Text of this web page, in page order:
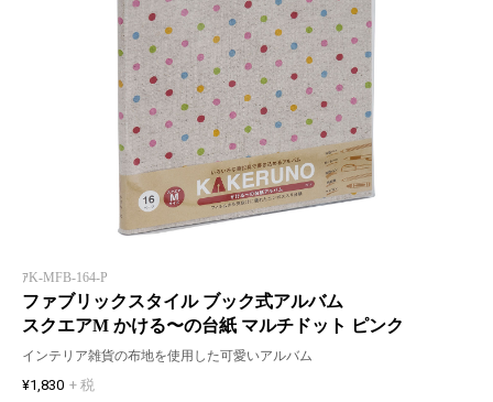
ｱK-MFB-164-P
ファブリックスタイル ブック式アルバム
スクエアM かける〜の台紙 マルチドット ピンク
インテリア雑貨の布地を使用した可愛いアルバム
¥1,830 + 税